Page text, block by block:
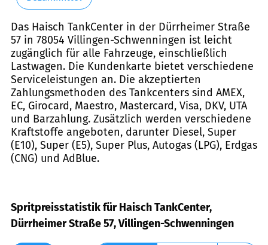
Das Haisch TankCenter in der Dürrheimer Straße
57 in 78054 Villingen-Schwenningen ist leicht
zugänglich für alle Fahrzeuge, einschließlich
Lastwagen. Die Kundenkarte bietet verschiedene
Serviceleistungen an. Die akzeptierten
Zahlungsmethoden des Tankcenters sind AMEX,
EC, Girocard, Maestro, Mastercard, Visa, DKV, UTA
und Barzahlung. Zusätzlich werden verschiedene
Kraftstoffe angeboten, darunter Diesel, Super
(E10), Super (E5), Super Plus, Autogas (LPG), Erdgas
(CNG) und AdBlue.
Spritpreisstatistik für Haisch TankCenter,
Dürrheimer Straße 57, Villingen-Schwenningen